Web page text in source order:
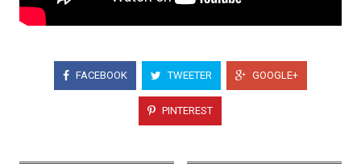
FACEBOOK TWEETER GOOGLE+
PINTEREST